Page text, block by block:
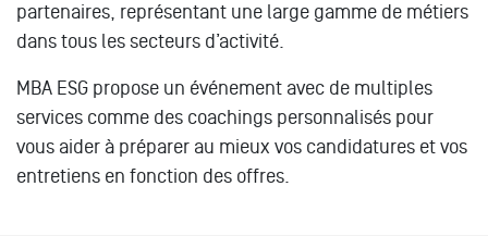
partenaires, représentant une large gamme de métiers
dans tous les secteurs d’activité.
MBA ESG propose un événement avec de multiples
services comme des coachings personnalisés pour
vous aider à préparer au mieux vos candidatures et vos
entretiens en fonction des offres.